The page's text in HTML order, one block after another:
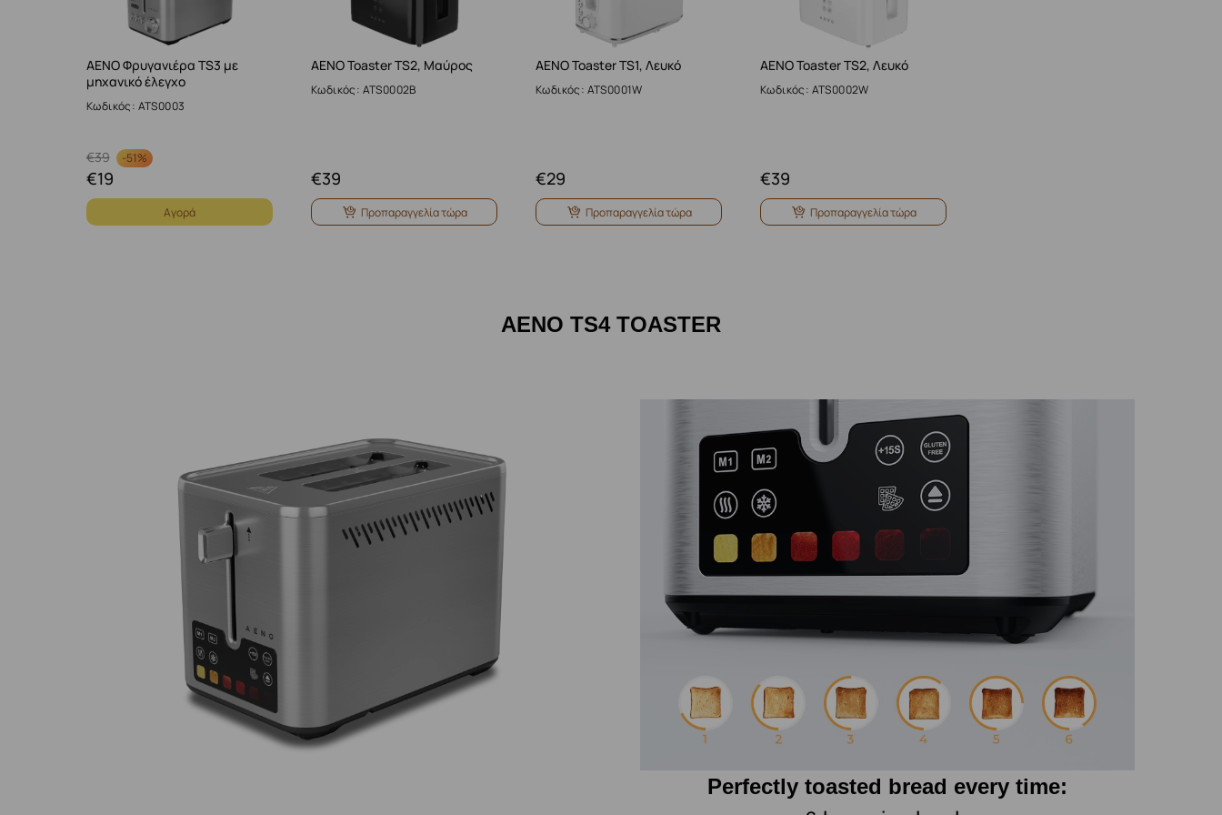
AENO Φρυγανιέρα TS3 με
μηχανικό έλεγχο
Κωδικός: ATS0003
39
€ -51%
19
€
Αγορά
AENO Toaster TS2, Μαύρος
Κωδικός: ATS0002B
39
€
Προπαραγγελία τώρα
AENO Toaster TS1, Λευκό
Κωδικός: ATS0001W
29
€
Προπαραγγελία τώρα
AENO Toaster TS2, Λευκό
Κωδικός: ATS0002W
39
€
Προπαραγγελία τώρα
AENO TS4 TOASTER
Perfectly toasted bread every time: